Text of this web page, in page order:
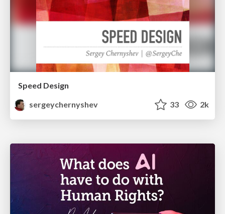
Speed Design
sergeychernyshev
33 2k